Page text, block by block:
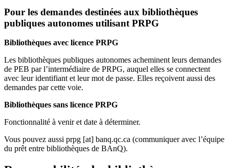
Pour les demandes destinées aux bibliothèques
publiques autonomes utilisant PRPG
Bibliothèques avec licence PRPG
Les bibliothèques publiques autonomes acheminent leurs demandes
de PEB par l’intermédiaire de PRPG, auquel elles se connectent
avec leur identifiant et leur mot de passe. Elles reçoivent aussi des
demandes par cette voie.
Bibliothèques sans licence PRPG
Fonctionnalité à venir et date à déterminer.
Vous pouvez aussi prpg [at] banq.qc.ca (communiquer avec l’équipe
du prêt entre bibliothèques de BAnQ).